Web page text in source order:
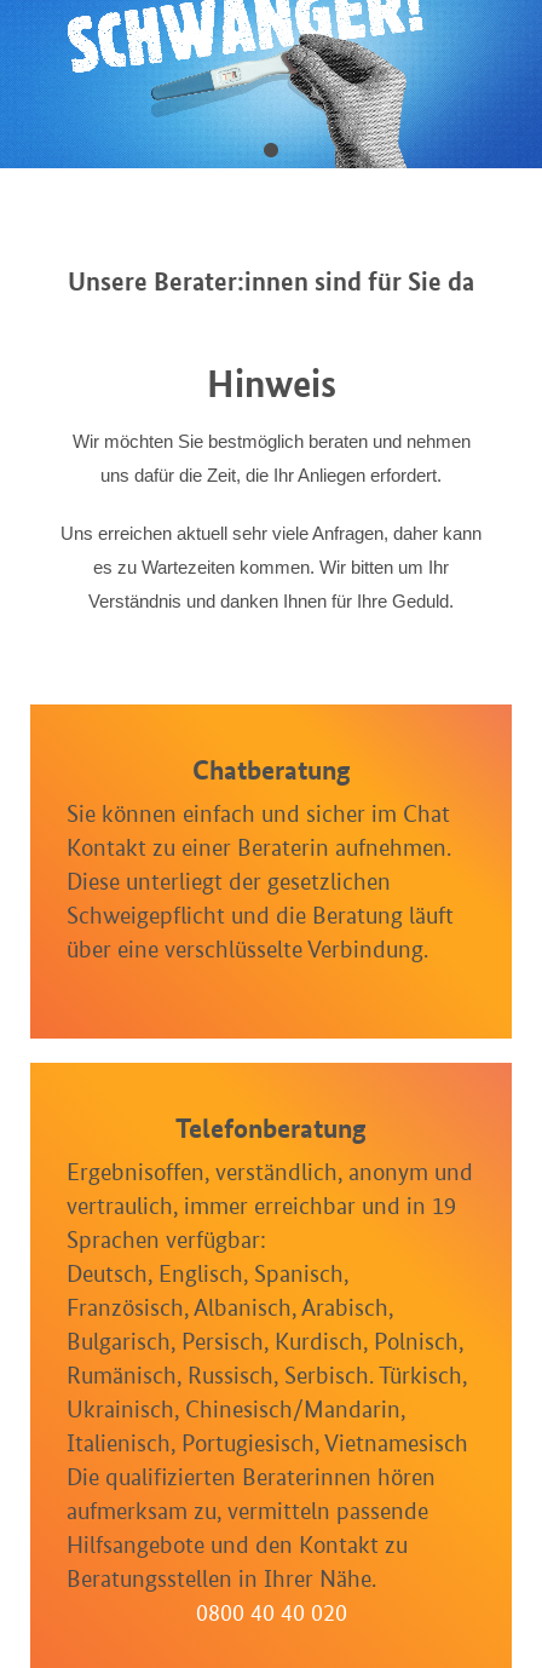
Unsere Berater:innen sind für Sie da
Hinweis
Wir möchten Sie bestmöglich beraten und nehmen
uns dafür die Zeit, die Ihr Anliegen erfordert.
Uns erreichen aktuell sehr viele Anfragen, daher kann
es zu Wartezeiten kommen. Wir bitten um Ihr
Verständnis und danken Ihnen für Ihre Geduld.
Chatberatung
Sie können einfach und sicher im Chat
Kontakt zu einer Beraterin aufnehmen.
Diese unterliegt der gesetzlichen
Schweigepflicht und die Beratung läuft
über eine verschlüsselte Verbindung.
Telefonberatung
Ergebnisoffen, verständlich, anonym und
vertraulich, immer erreichbar und in 19
Sprachen verfügbar:
Deutsch, Englisch, Spanisch,
Französisch, Albanisch, Arabisch,
Bulgarisch, Persisch, Kurdisch, Polnisch,
Rumänisch, Russisch, Serbisch. Türkisch,
Ukrainisch, Chinesisch/Mandarin,
Italienisch, Portugiesisch, Vietnamesisch
Die qualifizierten Beraterinnen hören
aufmerksam zu, vermitteln passende
Hilfsangebote und den Kontakt zu
Beratungsstellen in Ihrer Nähe.
0800 40 40 020